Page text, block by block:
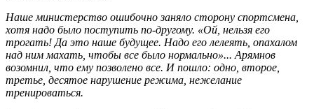
Наше министерство ошибочно заняло сторону спортсмена,
хотя надо было поступить по-другому. «Ой, нельзя его
трогать! Да это наше будущее. Надо его лелеять, опахалом
над ним махать, чтобы все было нормально»... Арямнов
возомнил, что ему позволено все. И пошло: одно, второе,
третье, десятое нарушение режима, нежелание
тренироваться.